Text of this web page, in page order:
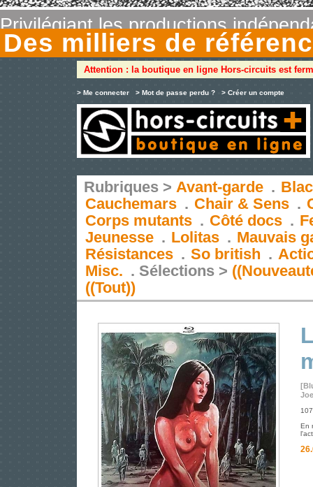
Privilégiant les productions
Des milliers de
Attention : la boutique en ligne Hors-circuits est
> Me connecter > Mot de passe perdu ? > Créer un compte
Rubriques > Avant-garde .
Cauchemars . Chair & Sens .
Corps mutants . Côté docs .
Jeunesse . Lolitas . Mauvais
Résistances . So british .
Misc. . Sélections >
((Tout))
En